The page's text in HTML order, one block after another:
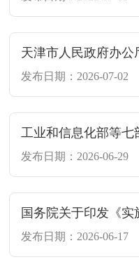
发布日期：2026-07-02
发布日期：2026-06-29
发布日期：2026-06-17